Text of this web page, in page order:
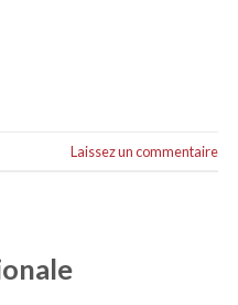
Laissez un commentaire